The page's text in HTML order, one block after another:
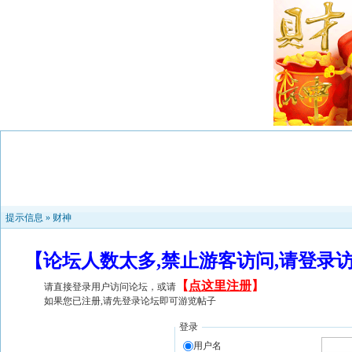
提示信息 » 财神
【论坛人数太多,禁止游客访问,请登
请直接登录用户访问论坛，或请 【 点这里注册】
如果您已注册,请先登录论坛即可游览帖子
登录
用户名